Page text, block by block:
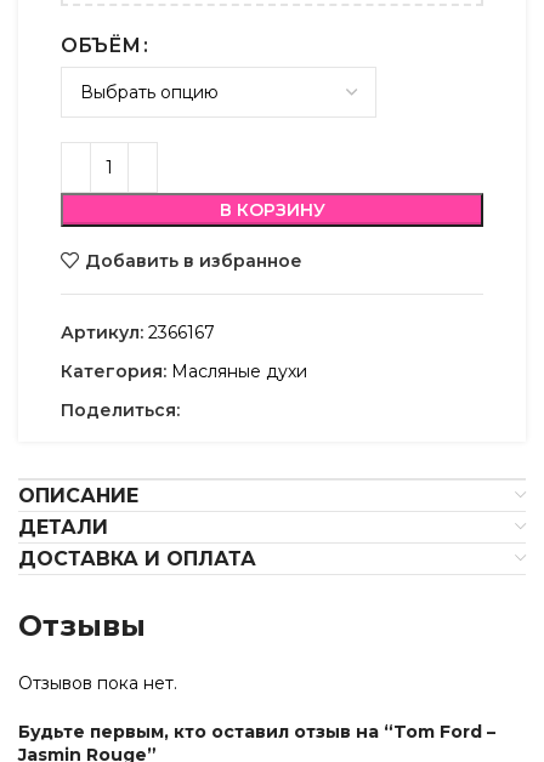
ОБЪЁМ
В КОРЗИНУ
Добавить в избранное
Артикул: 2366167
Категория: Масляные духи
Поделиться:
ОПИСАНИЕ
ДЕТАЛИ
ДОСТАВКА И ОПЛАТА
Отзывы
Отзывов пока нет.
Будьте первым, кто оставил отзыв на “Tom Ford –
Jasmin Rouge”